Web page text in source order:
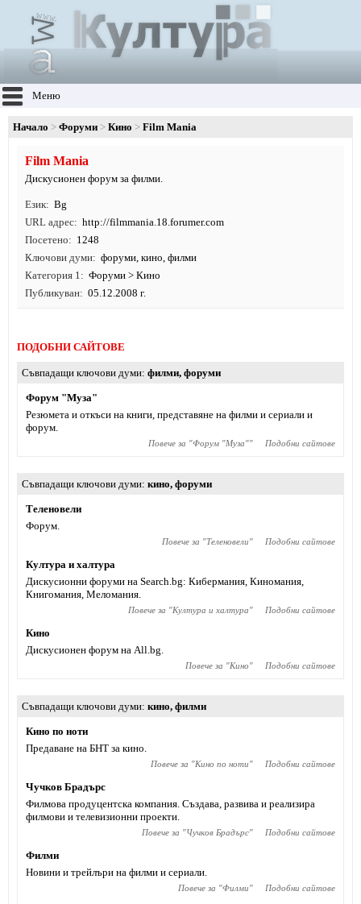
Меню
Начало Форуми Кино Film Mania
Film Mania
Дискусионен форум за филми.
Език
Bg
URL адрес
http://filmmania.18.forumer.com
Посетено
1248
Ключови думи
форуми, кино, филми
Категория 1
Форуми > Кино
Публикуван
05.12.2008 г.
ПОДОБНИ САЙТОВЕ
Съвпадащи ключови думи филми, форуми
Форум "Муза"
Резюмета и откъси на книги, представяне на филми и сериали и
форум.
Повече за "Форум "Муза"" Подобни сайтове
Съвпадащи ключови думи кино, форуми
Теленовели
Форум.
Повече за "Теленовели" Подобни сайтове
Култура и халтура
Дискусионни форуми на Search.bg: Кибермания, Киномания,
Книгомания, Меломания.
Повече за "Култура и халтура" Подобни сайтове
Кино
Дискусионен форум на All.bg.
Повече за "Кино" Подобни сайтове
Съвпадащи ключови думи кино, филми
Кино по ноти
Предаване на БНТ за кино.
Повече за "Кино по ноти" Подобни сайтове
Чучков Брадърс
Филмова продуцентска компания. Създава, развива и реализира
филмови и телевизионни проекти.
Повече за "Чучков Брадърс" Подобни сайтове
Филми
Новини и трейлъри на филми и сериали.
Повече за "Филми" Подобни сайтове